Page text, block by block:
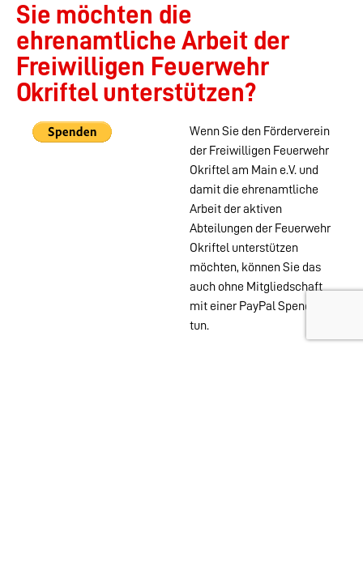
Sie möchten die
ehrenamtliche Arbeit der
Freiwilligen Feuerwehr
Okriftel unterstützen?
Wenn Sie den Förderverein
der Freiwilligen Feuerwehr
Okriftel am Main e.V. und
damit die ehrenamtliche
Arbeit der aktiven
Abteilungen der Feuerwehr
Okriftel unterstützen
möchten, können Sie das
auch ohne Mitgliedschaft
mit einer PayPal Spende
tun.